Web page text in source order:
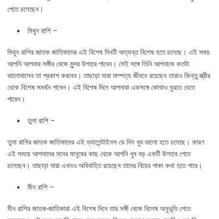
পেতে চলেছেন।
মিথুন রাশি –
মিথুন রাশির জাতক জাতিকাদের এই বিশেষ দিনটি অত্যন্ত বিশেষ হতে চলেছে। এই সময়
আপনি আপনার সঙ্গীর থেকে সুন্দর উপহার পাবেন। সেই সঙ্গে তিনি আপনাকে কতটা
ভালোবাসেন তা প্রকাশ করবেন। তাছাড়া যারা দাম্পত্য জীবনে রয়েছেন তারাও কিন্তু স্ত্রীর
থেকে বিশেষ সমর্থন পাবেন। এই বিশেষ দিনে আপনারা একসঙ্গে কোথাও ঘুরতে যেতে
পারেন।
তুলা রাশি –
তুলা রাশির জাতক জাতিকাদের এই ভ্যালেন্টাইনস ডে দিন খুব ভালো হতে চলেছে। কারণ
এই সময়ে আপনাদের মনের মানুষের কাছ থেকে আপনি খুব বড় একটি উপহার পেতে
চলেছেন। তাছাড়া যারা এখনও অবিবাহিত রয়েছেন তাদের বিয়ের পাকা কথা হতে পারে।
মীন রাশি –
মীন রাশির জাতক-জাতিকারা এই বিশেষ দিনে তার সঙ্গী থেকে বিশেষ অনুভূতি পেতে